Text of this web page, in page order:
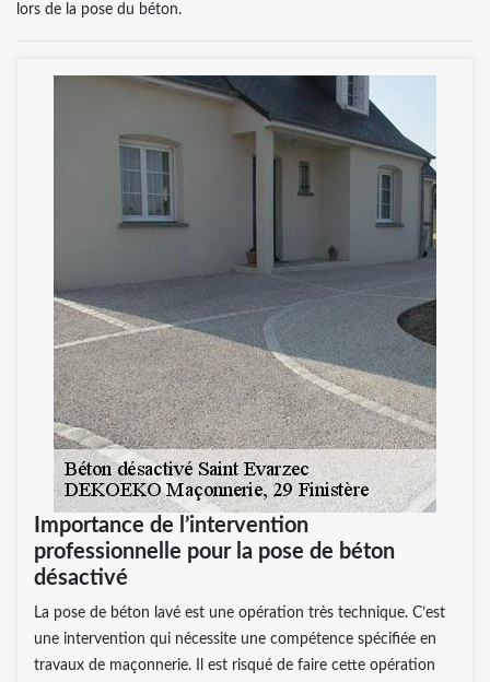
lors de la pose du béton.
Importance de l’intervention
professionnelle pour la pose de béton
désactivé
La pose de béton lavé est une opération très technique. C’est
une intervention qui nécessite une compétence spécifiée en
travaux de maçonnerie. Il est risqué de faire cette opération